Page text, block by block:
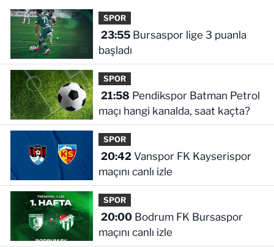
SPOR
23:55Bursaspor lige 3 puanla
başladı
SPOR
21:58
maçı hangi kanalda, saat kaçta?
SPOR
20:42Vanspor FK Kayserispor
maçını canlı izle
SPOR
20:00Bodrum FK Bursaspor
maçını canlı izle